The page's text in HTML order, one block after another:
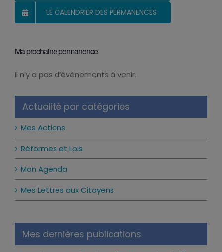
LE CALENDRIER DES PERMANENCES
Ma prochaine permanence
Notice
Il n’y a pas d’évènements à venir.
Actualité par catégories
Mes Actions
Réformes et Lois
Mon Agenda
Mes Lettres aux Citoyens
Mes dernières publications